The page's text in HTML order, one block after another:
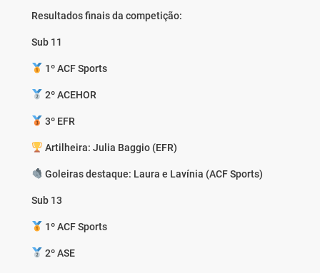
Resultados finais da competição:
Sub 11
1º ACF Sports
2º ACEHOR
3º EFR
Artilheira: Julia Baggio (EFR)
Goleiras destaque: Laura e Lavínia (ACF Sports)
Sub 13
1º ACF Sports
2º ASE